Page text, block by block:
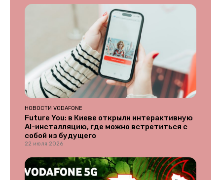
НОВОСТИ VODAFONE
Future You: в Киеве открыли интерактивную
AI-инсталляцию, где можно встретиться с
собой из будущего
22 июля 2026